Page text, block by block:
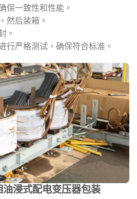
保一致性和性能。
然后装箱。
。
行严格测试，确保符合标准。
油浸式配电变压器包装